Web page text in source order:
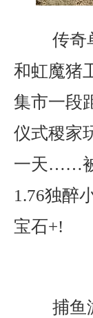
传奇
和虹魔猪
集市一段
仪式稷家
一天……
1.76独醉
宝石+!
捕鱼